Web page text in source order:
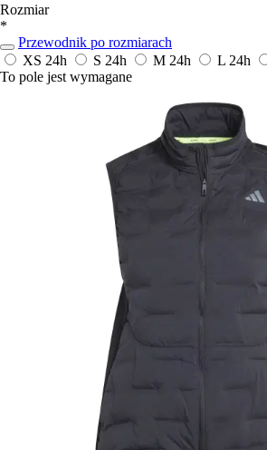
Rozmiar
*
Przewodnik po rozmiarach
XS 24h S 24h M 24h L 24h
To pole jest wymagane